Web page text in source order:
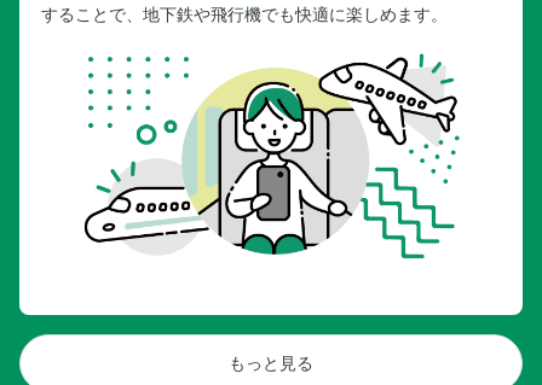
することで、地下鉄や飛行機でも快適に楽しめます。
もっと見る